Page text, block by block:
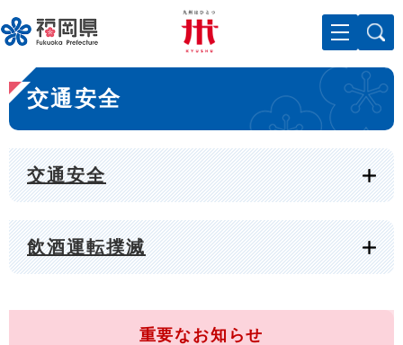
ー
ジ
先
頭
で
。
メニューを飛ばして本文へ
本
文
交通安全
交通安全
飲酒運転撲滅
重要なお知らせ